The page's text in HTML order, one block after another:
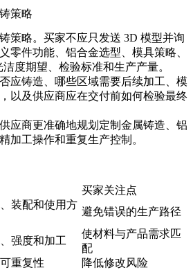
策略
策略。买家不应只发送 3D 模型并询
零件功能、铝合金选型、模具策略、
度期望、检验标准和生产产量。
应铸造、哪些区域需要后续加工、模
以及供应商应在交付前如何检验最终
应商更准确地规划 定制金属铸造、铝
加工操作和重复生产控制。
买家关注点
装配和使用方
避免错误的生产路径
强度和加工
使材料与产品需求匹
配
重复性
降低修改风险